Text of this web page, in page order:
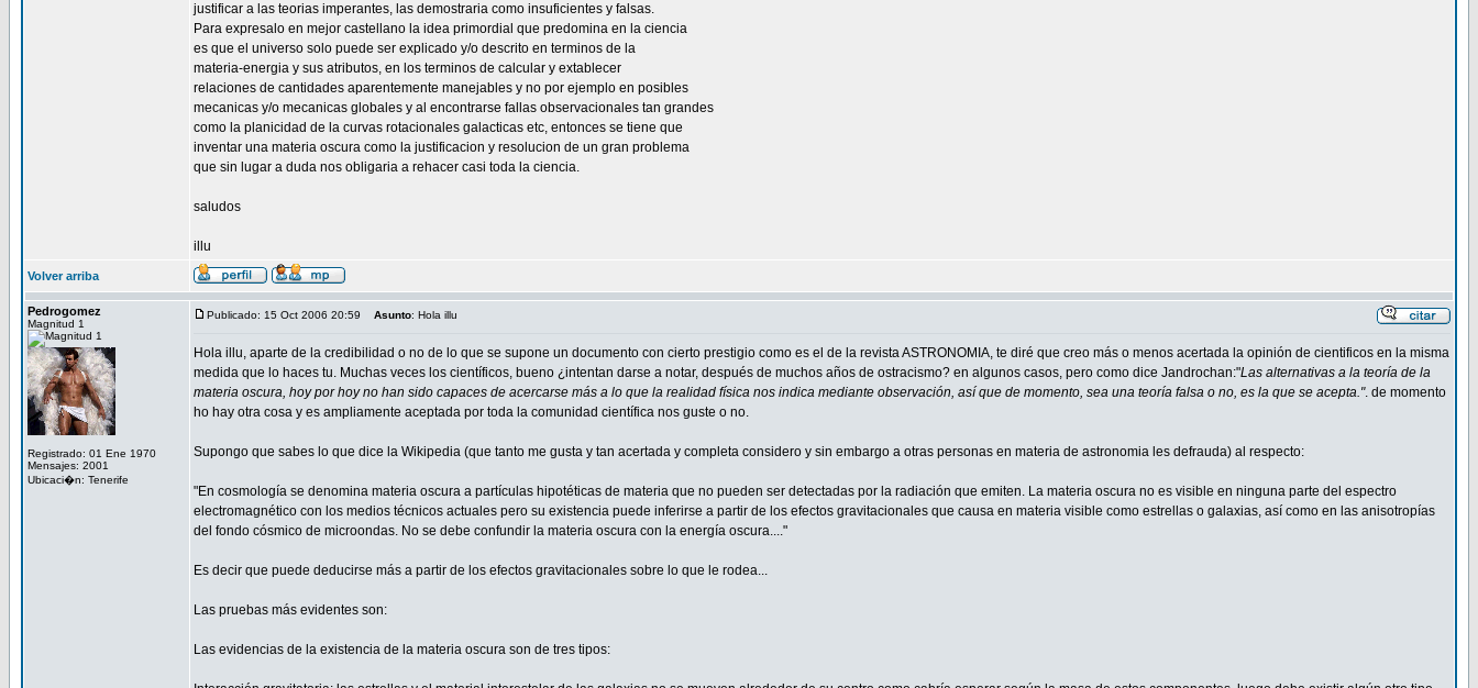
justificar a las teorias imperantes, las demostraria como insuficientes y falsas.
Para expresalo en mejor castellano la idea primordial que predomina en la ciencia
es que el universo solo puede ser explicado y/o descrito en terminos de la
materia-energia y sus atributos, en los terminos de calcular y extablecer
relaciones de cantidades aparentemente manejables y no por ejemplo en posibles
mecanicas y/o mecanicas globales y al encontrarse fallas observacionales tan grandes
como la planicidad de la curvas rotacionales galacticas etc, entonces se tiene que
inventar una materia oscura como la justificacion y resolucion de un gran problema
que sin lugar a duda nos obligaria a rehacer casi toda la ciencia.
saludos
illu
Volver arriba
Pedrogomez
Magnitud 1
Registrado: 01 Ene 1970
Mensajes: 2001
Ubicaci�n: Tenerife
Publicado: 15 Oct 2006 20:59 Asunto: Hola illu
Hola illu, aparte de la credibilidad o no de lo que se supone un documento con cierto prestigio como es el de la revista ASTRONOMIA, te diré que creo más o menos acertada la opinión de cientificos en la misma
medida que lo haces tu. Muchas veces los científicos, bueno ¿intentan darse a notar, después de muchos años de ostracismo? en algunos casos, pero como dice Jandrochan:"Las alternativas a la teoría de la
materia oscura, hoy por hoy no han sido capaces de acercarse más a lo que la realidad física nos indica mediante observación, así que de momento, sea una teoría falsa o no, es la que se acepta.". de momento
ho hay otra cosa y es ampliamente aceptada por toda la comunidad científica nos guste o no.
Supongo que sabes lo que dice la Wikipedia (que tanto me gusta y tan acertada y completa considero y sin embargo a otras personas en materia de astronomia les defrauda) al respecto:
"En cosmología se denomina materia oscura a partículas hipotéticas de materia que no pueden ser detectadas por la radiación que emiten. La materia oscura no es visible en ninguna parte del espectro
electromagnético con los medios técnicos actuales pero su existencia puede inferirse a partir de los efectos gravitacionales que causa en materia visible como estrellas o galaxias, así como en las anisotropías
del fondo cósmico de microondas. No se debe confundir la materia oscura con la energía oscura...."
Es decir que puede deducirse más a partir de los efectos gravitacionales sobre lo que le rodea...
Las pruebas más evidentes son:
Las evidencias de la existencia de la materia oscura son de tres tipos: